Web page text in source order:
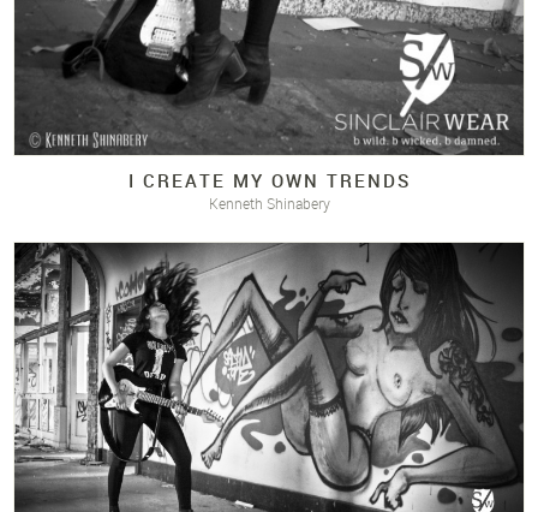
I CREATE MY OWN TRENDS
Kenneth Shinabery